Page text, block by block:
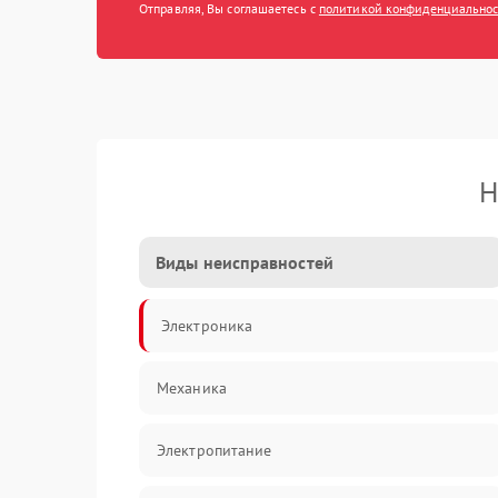
Отправляя, Вы соглашаетесь с политикой
Виды неисправностей
Электроника
Механика
Электропитание